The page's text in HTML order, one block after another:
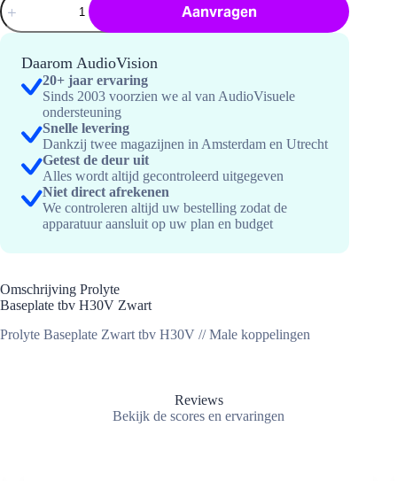
Baseplate
tbv
H30V
Zwart
hoeveelheid
Aanvragen
Daarom AudioVision
20+ jaar ervaring
Sinds 2003 voorzien we al van AudioVisuele
ondersteuning
Snelle levering
Dankzij twee magazijnen in Amsterdam en Utrecht
Getest de deur uit
Alles wordt altijd gecontroleerd uitgegeven
Niet direct afrekenen
We controleren altijd uw bestelling zodat de
apparatuur aansluit op uw plan en budget
Omschrijving Prolyte
Baseplate tbv H30V Zwart
Prolyte Baseplate Zwart tbv H30V // Male koppelingen
Reviews
Bekijk de scores en ervaringen